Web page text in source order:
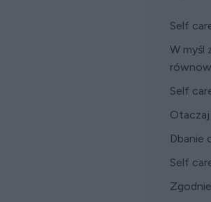
Self
W myśl
Self
Dbanie
Self